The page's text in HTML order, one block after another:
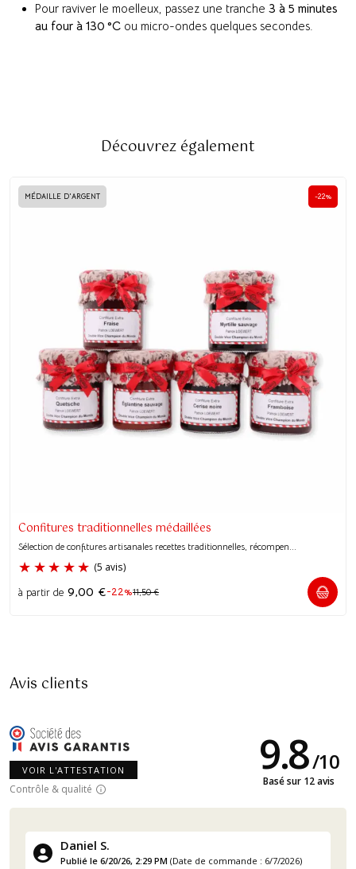
Pour raviver le moelleux, passez une tranche 3 à 5 minutes
au four à 130 °C ou micro-ondes quelques secondes.
Découvrez également
-22%
MÉDAILLE D'ARGENT
Confitures traditionnelles médaillées
Sélection de confitures artisanales recettes traditionnelles, récompen...
-22%11,50€
à partir de 9,00 €
Avis clients
VOIR L'ATTESTATION
Contrôle & qualité
9.8/10
Basé sur 12 avis
Daniel S.
Publié le 6/20/26, 2:29 PM (Date de commande : 6/7/2026)